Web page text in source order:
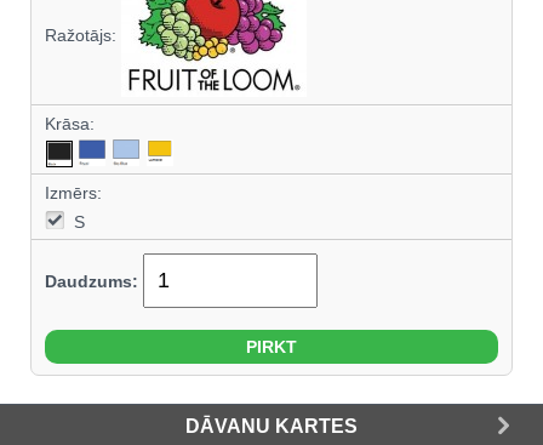
Ražotājs:
Krāsa:
Izmērs:
S
Daudzums:
DĀVANU KARTES